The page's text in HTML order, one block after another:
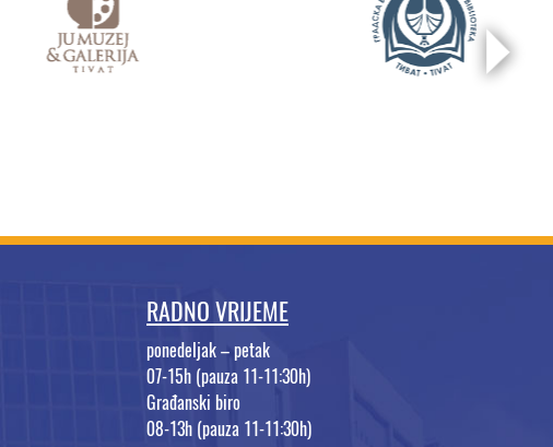
RADNO VRIJEME
ponedeljak – petak
07-15h (pauza 11-11:30h)
Građanski biro
08-13h (pauza 11-11:30h)